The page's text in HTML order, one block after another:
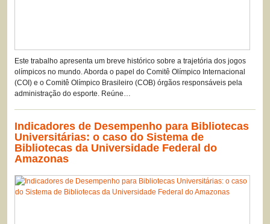
Este trabalho apresenta um breve histórico sobre a trajetória dos jogos
olímpicos no mundo. Aborda o papel do Comitê Olímpico Internacional
(COI) e o Comitê Olímpico Brasileiro (COB) órgãos responsáveis pela
administração do esporte. Reúne…
Indicadores de Desempenho para Bibliotecas
Universitárias: o caso do Sistema de
Bibliotecas da Universidade Federal do
Amazonas